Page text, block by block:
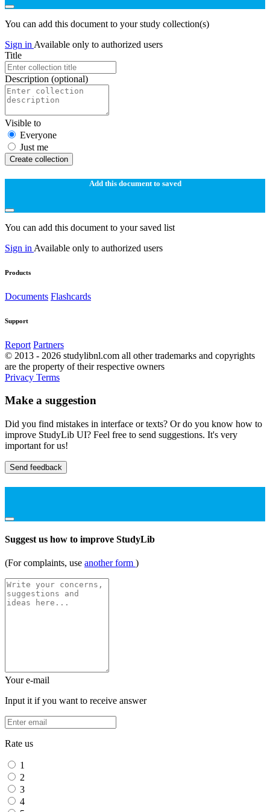
You can add this document to your study collection(s)
Sign in Available only to authorized users
Title
Description (optional)
Visible to
Everyone
Just me
Create collection
Add this document to saved
You can add this document to your saved list
Sign in Available only to authorized users
Products
Documents Flashcards
Support
Report Partners
© 2013 - 2026 studylibnl.com all other trademarks and copyrights
are the property of their respective owners
Privacy Terms
Make a suggestion
Did you find mistakes in interface or texts? Or do you know how to
improve StudyLib UI? Feel free to send suggestions. It's very
important for us!
Send feedback
Suggest us how to improve StudyLib
(For complaints, use another form )
Your e-mail
Input it if you want to receive answer
Rate us
1
2
3
4